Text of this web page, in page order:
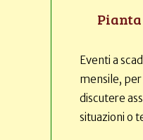
Eventi a
mensile,
discutere
situazioni o